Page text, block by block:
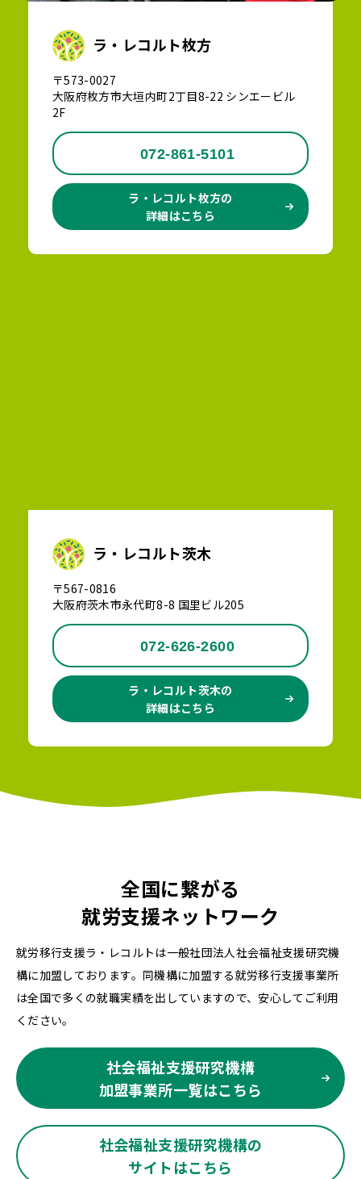
ラ・レコルト枚方
〒573-0027
大阪府枚方市大垣内町2丁目8-22 シンエービル
2F
072-861-5101
ラ・レコルト枚方の
詳細はこちら
ラ・レコルト茨木
〒567-0816
大阪府茨木市永代町8-8 国里ビル205
072-626-2600
ラ・レコルト茨木の
詳細はこちら
全国に繋がる
就労支援ネットワーク
就労移行支援ラ・レコルトは一般社団法人社会福祉支援研究機
構に加盟しております。同機構に加盟する就労移行支援事業所
は全国で多くの就職実績を出していますので、安心してご利用
ください。
社会福祉支援研究機構
加盟事業所一覧はこちら
社会福祉支援研究機構の
サイトはこちら